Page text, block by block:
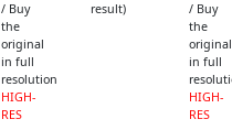
/ Buy
the
original
in full
resolution
HIGH-
RES
result)
/ Buy
the
original
in full
HIGH-
RES